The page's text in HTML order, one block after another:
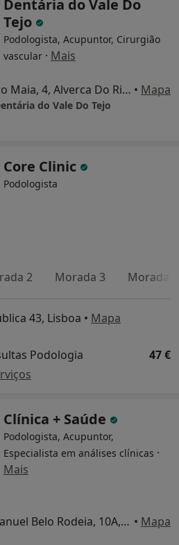
Dentária do Vale Do
Tejo
Podologista, Acupuntor, Cirurgião
vascular · Mais
Praceta Salgueiro Maia, 4, Alverca Do Ribatejo • Mapa
do Vale Do Tejo
Core Clinic
Podologista
2 Morada 3 Morada 4
43, Lisboa • Mapa
Podologia
47 €
Clínica + Saúde
Podologista, Acupuntor,
Especialista em análises clínicas ·
Mais
Rua Eng. João Manuel Belo Rodeia, 10A, Leiria • Mapa